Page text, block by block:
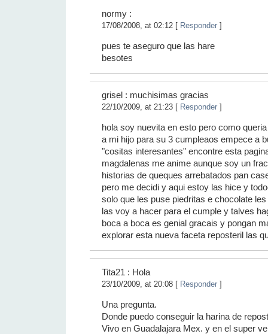
normy :
17/08/2008, at 02:12 [ Responder ]
pues te aseguro que las hare
besotes
grisel : muchisimas gracias
22/10/2009, at 21:23 [ Responder ]
hola soy nuevita en esto pero como
a mi hijo para su 3 cumpleaos empece a
"cositas interesantes" encontre esta
magdalenas me anime aunque soy un
historias de queques arrebatados pan
pero me decidi y aqui estoy las hice y
solo que les puse piedritas e chocolate
las voy a hacer para el cumple y talves
boca a boca es genial gracais y pongan
explorar esta nueva faceta reposteril las
Tita21 : Hola
23/10/2009, at 20:08 [ Responder ]
Una pregunta.
Donde puedo conseguir la harina de
Vivo en Guadalajara Mex. y en el super